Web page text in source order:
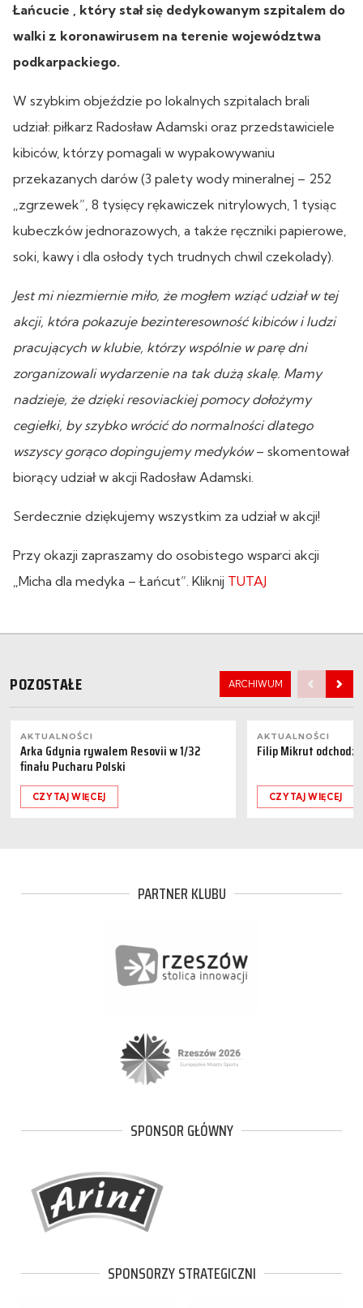
Łańcucie , który stał się dedykowanym szpitalem do
walki z koronawirusem na terenie województwa
podkarpackiego.
W szybkim objeździe po lokalnych szpitalach brali
udział: piłkarz Radosław Adamski oraz przedstawiciele
kibiców, którzy pomagali w wypakowywaniu
przekazanych darów (3 palety wody mineralnej – 252
„zgrzewek”, 8 tysięcy rękawiczek nitrylowych, 1 tysiąc
kubeczków jednorazowych, a także ręczniki papierowe,
soki, kawy i dla osłody tych trudnych chwil czekolady).
Jest mi niezmiernie miło, że mogłem wziąć udział w tej
akcji, która pokazuje bezinteresowność kibiców i ludzi
pracujących w klubie, którzy wspólnie w parę dni
zorganizowali wydarzenie na tak dużą skalę. Mamy
nadzieje, że dzięki resoviackiej pomocy dołożymy
cegiełki, by szybko wrócić do normalności dlatego
wszyscy gorąco dopingujemy medyków– skomentował
biorący udział w akcji Radosław Adamski.
Serdecznie dziękujemy wszystkim za udział w akcji!
Przy okazji zapraszamy do osobistego wsparci akcji
„Micha dla medyka – Łańcut”. Kliknij TUTAJ
POZOSTAŁE ARCHIWUM
AKTUALNOŚCI
Arka Gdynia rywalem Resovii w 1/32
finału Pucharu Polski
CZYTAJ WIĘCEJ
AKTUALNOŚCI
Filip Mikrut
CZYTAJ WIĘCEJ
PARTNER KLUBU
SPONSOR GŁÓWNY
SPONSORZY STRATEGICZNI